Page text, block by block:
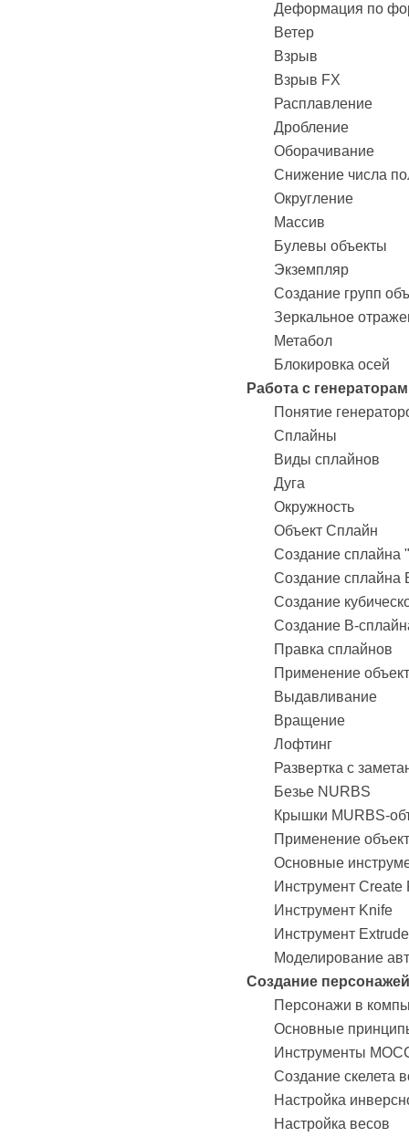
Деформация по
Ветер
Взрыв
Взрыв FX
Расплавление
Дробление
Оборачивание
Снижение числа
Округление
Массив
Булевы объекты
Экземпляр
Создание групп
Зеркальное
Метабол
Блокировка осей
Работа с
Понятие
Сплайны
Виды сплайнов
Дуга
Окружность
Объект Сплайн
Создание сплайна
Создание сплайна
Создание
Создание В-
Правка сплайнов
Применение
Выдавливание
Вращение
Лофтинг
Развертка с
Безье NURBS
Крышки MURBS-
Применение
Основные
Инструмент Create
Инструмент Knife
Инструмент Extrude
Моделирование
Создание персонажей
Персонажи в
Основные
Инструменты
Создание скелета
Настройка
Настройка весов